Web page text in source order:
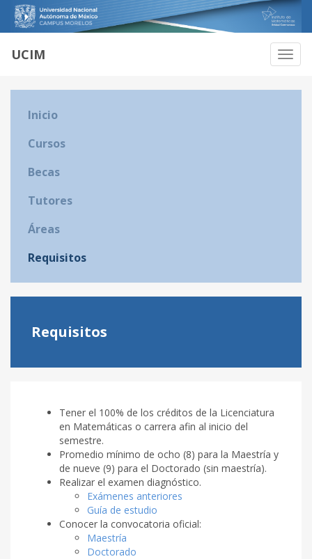
UCIM
Inicio
Cursos
Becas
Tutores
Áreas
Requisitos
Requisitos
Tener el 100% de los créditos de la Licenciatura
en Matemáticas o carrera afin al inicio del
semestre.
Promedio mínimo de ocho (8) para la Maestría y
de nueve (9) para el Doctorado (sin maestría).
Realizar el examen diagnóstico.
Exámenes anteriores
Guía de estudio
Conocer la convocatoria oficial:
Maestría
Doctorado